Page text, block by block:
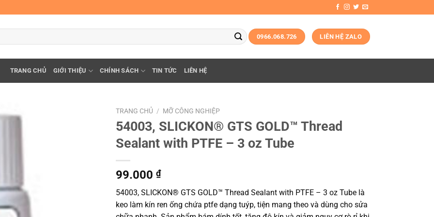
0966.068.726 LIÊN HỆ ZALO
TRANG CHỦ GIỚI THIỆU CHÍNH SÁCH TIN TỨC LIÊN HỆ
TRANG CHỦ / MỠ CÔNG NGHIỆP
54003, SLICKON® GTS GOLD™ Thread
Sealant with PTFE – 3 oz Tube
99.000 ₫
54003, SLICKON® GTS GOLD™ Thread Sealant with PTFE – 3 oz Tube là
keo làm kín ren ống chứa ptfe dạng tuýp, tiện mang theo và dùng cho sửa